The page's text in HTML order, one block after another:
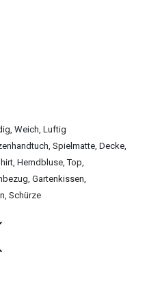
Weich, Luftig
Spielmatte, Decke,
Hemdbluse, Top,
Gartenkissen,
Schürze